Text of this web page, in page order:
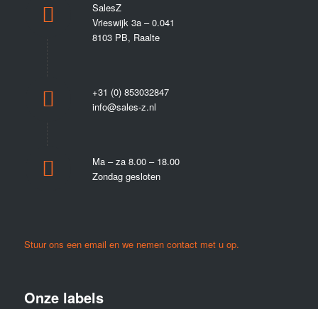
SalesZ
Vrieswijk 3a – 0.041
8103 PB, Raalte
+31 (0) 853032847
info@sales-z.nl
Ma – za 8.00 – 18.00
Zondag gesloten
Stuur ons een email en we nemen contact met u op.
Onze labels